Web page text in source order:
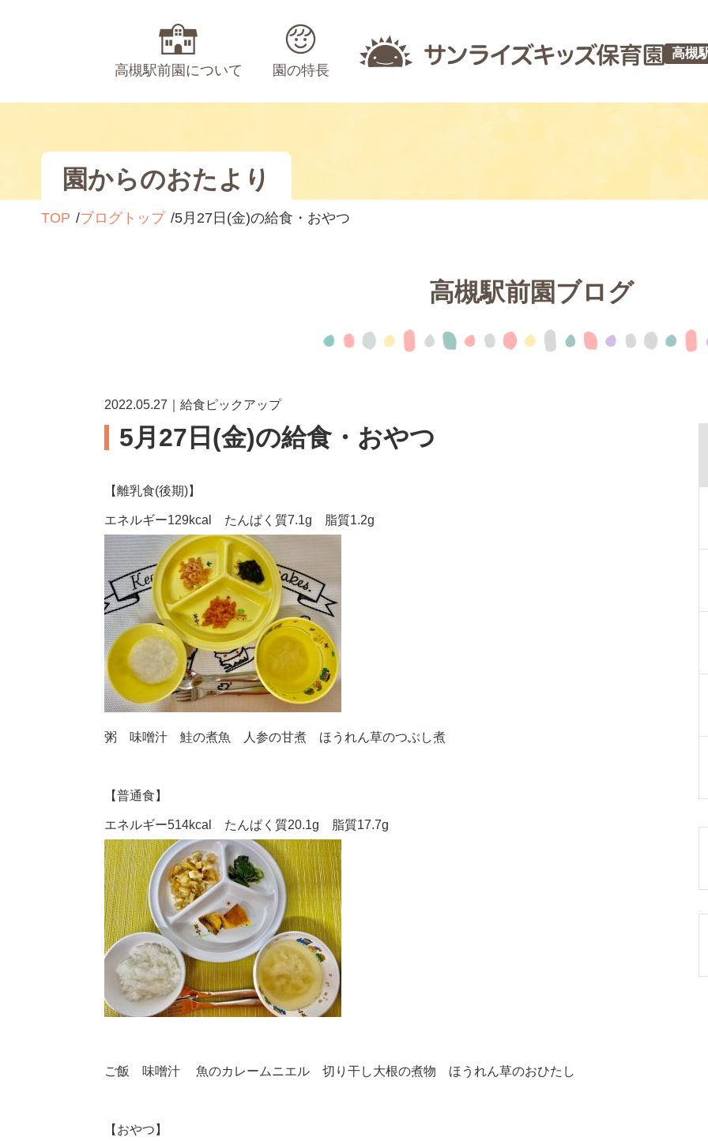
高槻駅前園について 園の特長
高槻
園からのおたより
TOP ブログトップ 5月27日(金)の給食・おやつ
高槻駅前園ブログ
2022.05.27｜給食ピックアップ
5月27日(金)の給食・おやつ
【離乳食(後期)】
エネルギー129kcal たんぱく質7.1g 脂質1.2g
粥 味噌汁 鮭の煮魚 人参の甘煮 ほうれん草のつぶし煮
【普通食】
エネルギー514kcal たんぱく質20.1g 脂質17.7g
ご飯 味噌汁 魚のカレームニエル 切り干し大根の煮物 ほうれん草のおひたし
【おやつ】